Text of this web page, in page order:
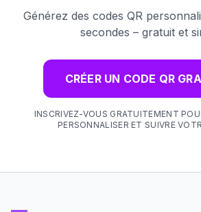
Générez des codes QR
secondes – gratuit et
CRÉER UN CODE QR
INSCRIVEZ-VOUS GRATUITEMENT
PERSONNALISER ET SUIVRE